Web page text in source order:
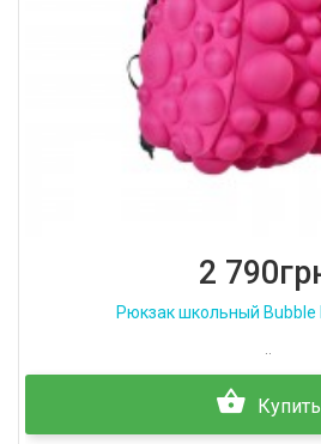
2
Рюкзак школьный Bubble
..
Купить